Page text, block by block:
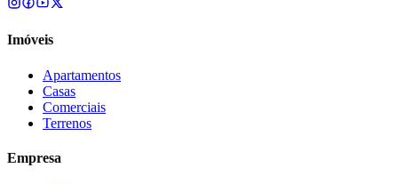
Imóveis
Apartamentos
Casas
Comerciais
Terrenos
Empresa